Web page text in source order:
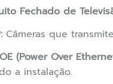
Fechado de
Câmeras que
(Power Over
a instalação.